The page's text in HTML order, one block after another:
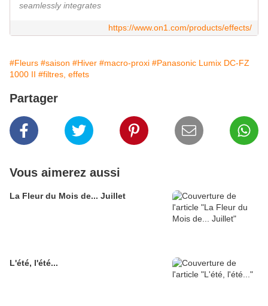
seamlessly integrates
https://www.on1.com/products/effects/
#Fleurs #saison #Hiver #macro-proxi #Panasonic Lumix DC-FZ
1000 II #filtres, effets
Partager
Vous aimerez aussi
La Fleur du Mois de... Juillet
L'été, l'été...